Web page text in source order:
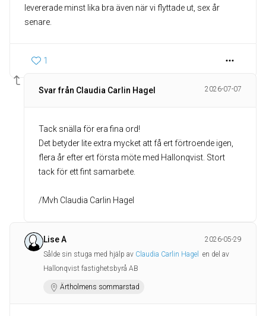
levererade minst lika bra även när vi flyttade ut, sex år
senare.
1
Svar från Claudia Carlin Hagel 2026-07-07
Tack snälla för era fina ord!
Det betyder lite extra mycket att få ert förtroende igen,
flera år efter ert första möte med Hallonqvist. Stort
tack för ett fint samarbete.
/Mvh Claudia Carlin Hagel
Lise A
2026-05-29
Sålde sin stuga med hjälp av Claudia Carlin Hagel
en del av
Hallonqvist fastighetsbyrå AB
Ärtholmens sommarstad